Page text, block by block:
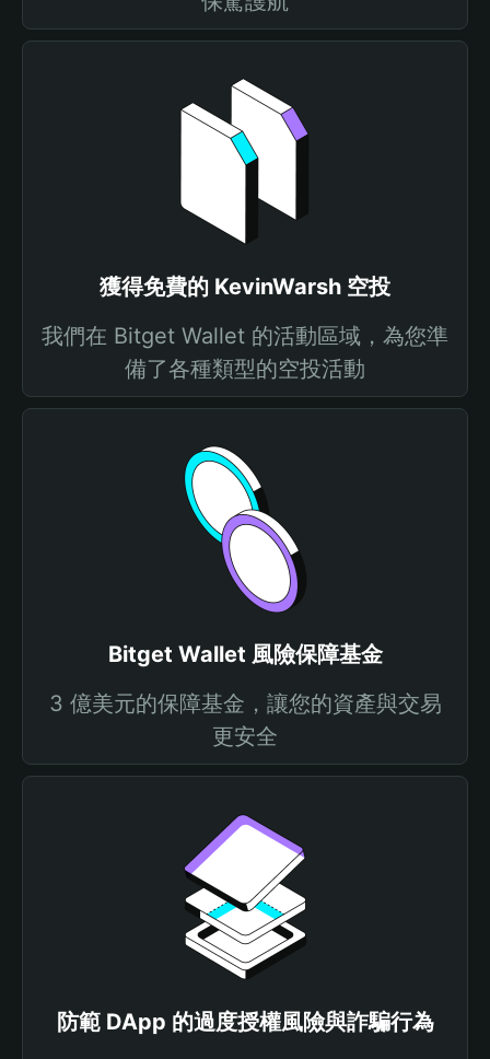
獲得免費的 KevinWarsh 空投
我們在 Bitget Wallet 的活動區域，為您準
備了各種類型的空投活動
Bitget Wallet 風險保障基金
3 億美元的保障基金，讓您的資產與交易
更安全
防範 DApp 的過度授權風險與詐騙行為